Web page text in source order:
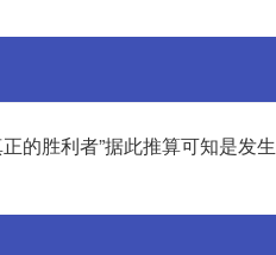
的胜利者”据此推算可知是发生